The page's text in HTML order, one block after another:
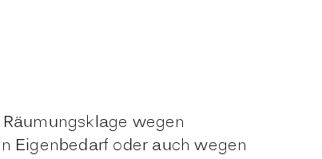
wegen
Eigenbedarf oder auch wegen